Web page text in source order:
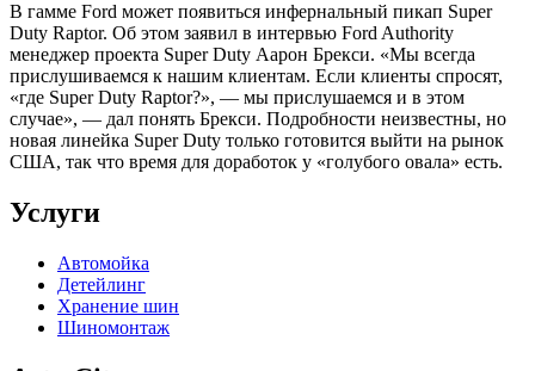
В гамме Ford может появиться инфернальный пикап Super
Duty Raptor. Об этом заявил в интервью Ford Authority
менеджер проекта Super Duty Аарон Брекси. «Мы всегда
прислушиваемся к нашим клиентам. Если клиенты спросят,
«где Super Duty Raptor?», — мы прислушаемся и в этом
случае», — дал понять Брекси. Подробности неизвестны, но
новая линейка Super Duty только готовится выйти на рынок
США, так что время для доработок у «голубого овала» есть.
Услуги
Автомойка
Детейлинг
Хранение шин
Шиномонтаж